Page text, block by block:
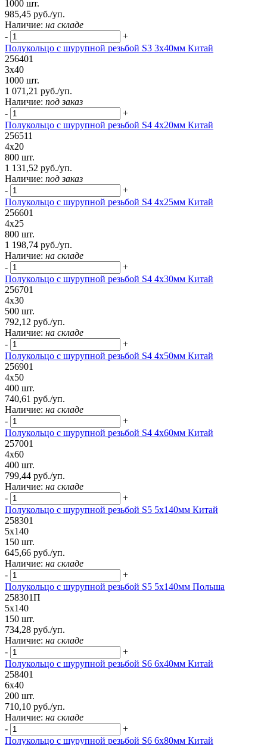
1000 шт.
985,45 руб./уп.
Наличие: на складе
-
+
Полукольцо с шурупной резьбой S3 3х40мм Китай
256401
3х40
1000 шт.
1 071,21 руб./уп.
Наличие: под заказ
-
+
Полукольцо с шурупной резьбой S4 4х20мм Китай
256511
4х20
800 шт.
1 131,52 руб./уп.
Наличие: под заказ
-
+
Полукольцо с шурупной резьбой S4 4х25мм Китай
256601
4х25
800 шт.
1 198,74 руб./уп.
Наличие: на складе
-
+
Полукольцо с шурупной резьбой S4 4х30мм Китай
256701
4х30
500 шт.
792,12 руб./уп.
Наличие: на складе
-
+
Полукольцо с шурупной резьбой S4 4х50мм Китай
256901
4х50
400 шт.
740,61 руб./уп.
Наличие: на складе
-
+
Полукольцо с шурупной резьбой S4 4х60мм Китай
257001
4х60
400 шт.
799,44 руб./уп.
Наличие: на складе
-
+
Полукольцо с шурупной резьбой S5 5х140мм Китай
258301
5х140
150 шт.
645,66 руб./уп.
Наличие: на складе
-
+
Полукольцо с шурупной резьбой S5 5х140мм Польша
258301П
5х140
150 шт.
734,28 руб./уп.
Наличие: на складе
-
+
Полукольцо с шурупной резьбой S6 6х40мм Китай
258401
6х40
200 шт.
710,10 руб./уп.
Наличие: на складе
-
+
Полукольцо с шурупной резьбой S6 6х80мм Китай